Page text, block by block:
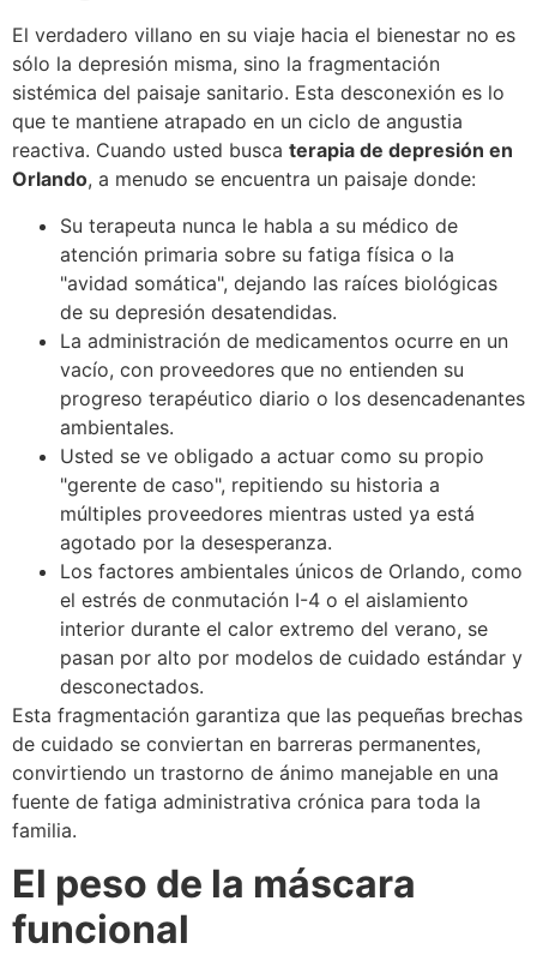
El verdadero villano en su viaje hacia el bienestar no es
sólo la depresión misma, sino la fragmentación
sistémica del paisaje sanitario. Esta desconexión es lo
que te mantiene atrapado en un ciclo de angustia
reactiva. Cuando usted busca terapia de depresión en
Orlando, a menudo se encuentra un paisaje donde:
Su terapeuta nunca le habla a su médico de
atención primaria sobre su fatiga física o la
"avidad somática", dejando las raíces biológicas
de su depresión desatendidas.
La administración de medicamentos ocurre en un
vacío, con proveedores que no entienden su
progreso terapéutico diario o los desencadenantes
ambientales.
Usted se ve obligado a actuar como su propio
"gerente de caso", repitiendo su historia a
múltiples proveedores mientras usted ya está
agotado por la desesperanza.
Los factores ambientales únicos de Orlando, como
el estrés de conmutación I-4 o el aislamiento
interior durante el calor extremo del verano, se
pasan por alto por modelos de cuidado estándar y
desconectados.
Esta fragmentación garantiza que las pequeñas brechas
de cuidado se conviertan en barreras permanentes,
convirtiendo un trastorno de ánimo manejable en una
fuente de fatiga administrativa crónica para toda la
familia.
El peso de la máscara
funcional